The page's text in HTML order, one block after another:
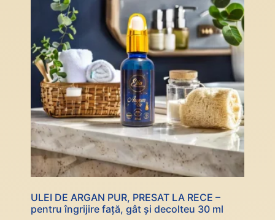
ULEI DE ARGAN PUR, PRESAT LA RECE –
pentru îngrijire față, gât și decolteu 30 ml